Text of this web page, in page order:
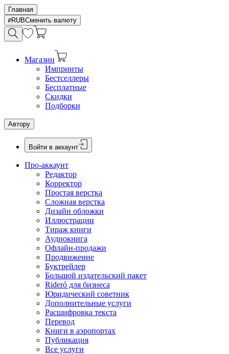
Главная
RUBСменить валюту
Магазин
Импринты
Бестселлеры
Бесплатные
Скидки
Подборки
Автору
Войти в аккаунт
Про-аккаунт
Редактор
Корректор
Простая верстка
Сложная верстка
Дизайн обложки
Иллюстрации
Тираж книги
Аудиокнига
Офлайн-продажи
Продвижение
Буктрейлер
Большой издательский пакет
Rideró для бизнеса
Юридический советник
Дополнительные услуги
Расшифровка текста
Перевод
Книги в аэропортах
Публикация
Все услуги